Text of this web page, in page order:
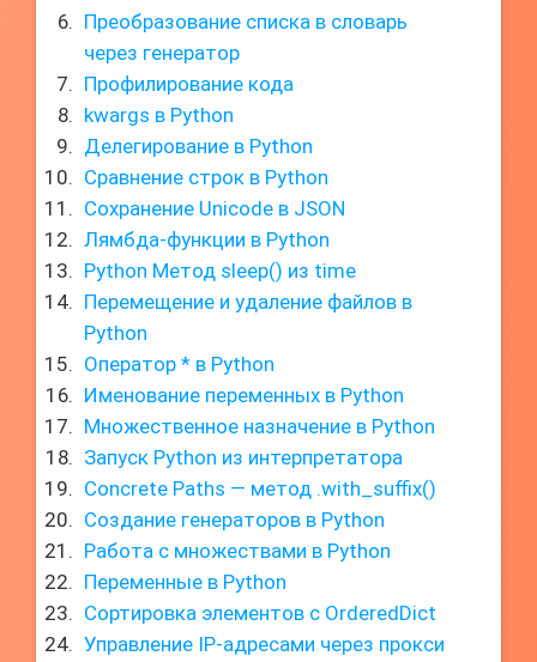
Преобразование списка в словарь
через генератор
Профилирование кода
kwargs в Python
Делегирование в Python
Сравнение строк в Python
Сохранение Unicode в JSON
Лямбда-функции в Python
Python Метод sleep() из time
Перемещение и удаление файлов в
Python
Оператор * в Python
Именование переменных в Python
Множественное назначение в Python
Запуск Python из интерпретатора
Concrete Paths — метод .with_suffix()
Создание генераторов в Python
Работа с множествами в Python
Переменные в Python
Сортировка элементов с OrderedDict
Управление IP-адресами через прокси